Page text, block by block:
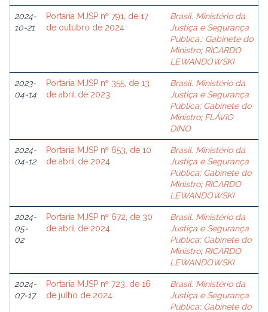
2024-
10-21
Portaria MJSP nº 791, de 17
de outubro de 2024
Brasil. Ministério da
Justiça e Segurança
Pública.; Gabinete do
Ministro; RICARDO
LEWANDOWSKI
2023-
04-14
Portaria MJSP nº 355, de 13
de abril de 2023
Brasil. Ministério da
Justiça e Segurança
Pública; Gabinete do
Ministro; FLÁVIO
DINO
2024-
04-12
Portaria MJSP nº 653, de 10
de abril de 2024
Brasil. Ministério da
Justiça e Segurança
Pública; Gabinete do
Ministro; RICARDO
LEWANDOWSKI
2024-
05-
02
Portaria MJSP nº 672, de 30
de abril de 2024
Brasil. Ministério da
Justiça e Segurança
Pública; Gabinete do
Ministro; RICARDO
LEWANDOWSKI
2024-
07-17
Portaria MJSP nº 723, de 16
de julho de 2024
Brasil. Ministério da
Justiça e Segurança
Pública; Gabinete do